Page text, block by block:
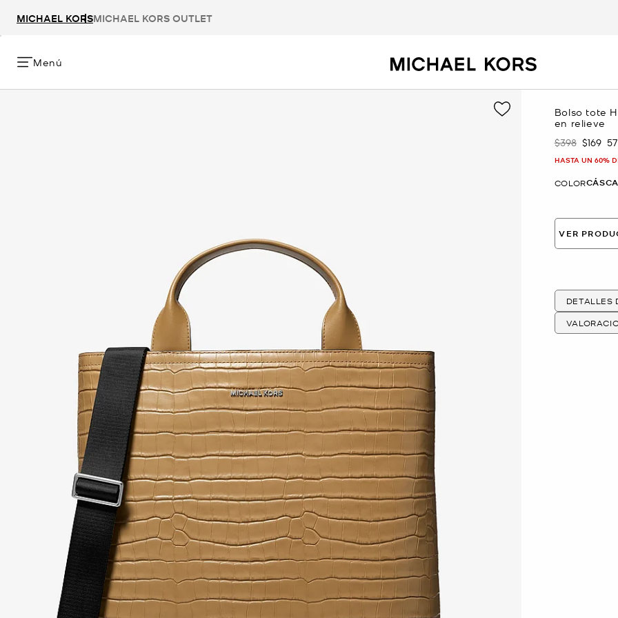
MICHAEL KORSMICHAEL KORS OUTLET
Menú
Bolso tote
en relieve
Era
$398 Ahora
$169
HASTA UN 60%
COLOR
VER
DETALLES